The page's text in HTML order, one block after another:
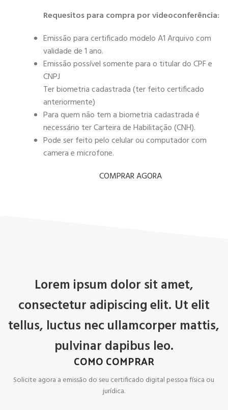
Requesitos para compra por videoconferência:
Emissão para certificado modelo A1 Arquivo com
validade de 1 ano.
Emissão possível somente para o titular do CPF e
CNPJ
Ter biometria cadastrada (ter feito certificado
anteriormente)
Para quem não tem a biometria cadastrada é
necessário ter Carteira de Habilitação (CNH).
Pode ser feito pelo celular ou computador com
camera e microfone.
COMPRAR AGORA
Lorem ipsum dolor sit amet,
consectetur adipiscing elit. Ut elit
tellus, luctus nec ullamcorper mattis,
pulvinar dapibus leo.
COMO COMPRAR
Solicite agora a emissão do seu certificado digital pessoa física ou
jurídica.